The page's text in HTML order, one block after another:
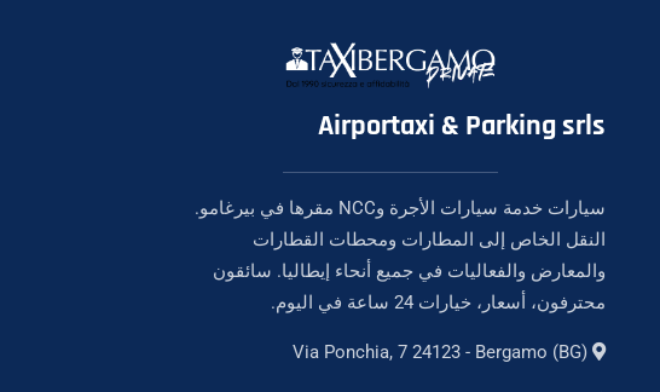
Airportaxi & Parking srls
سيارات خدمة سيارات الأجرة وNCC مقرها في بيرغامو.
النقل الخاص إلى المطارات ومحطات القطارات
والمعارض والفعاليات في جميع أنحاء إيطاليا. سائقون
محترفون، أسعار، خيارات 24 ساعة في اليوم.